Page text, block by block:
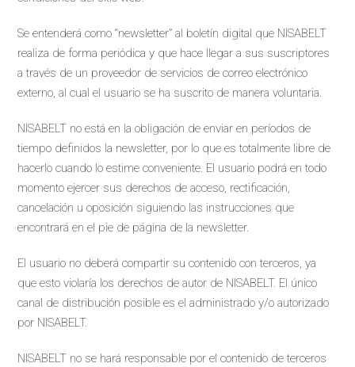
Se entenderá como “newsletter” al boletín digital que NISABELT
realiza de forma periódica y que hace llegar a sus suscriptores
a través de un proveedor de servicios de correo electrónico
externo, al cual el usuario se ha suscrito de manera voluntaria.
NISABELT no está en la obligación de enviar en períodos de
tiempo definidos la newsletter, por lo que es totalmente libre de
hacerlo cuando lo estime conveniente. El usuario podrá en todo
momento ejercer sus derechos de acceso, rectificación,
cancelación u oposición siguiendo las instrucciones que
encontrará en el pie de página de la newsletter.
El usuario no deberá compartir su contenido con terceros, ya
que esto violaría los derechos de autor de NISABELT. El único
canal de distribución posible es el administrado y/o autorizado
por NISABELT.
NISABELT no se hará responsable por el contenido de terceros